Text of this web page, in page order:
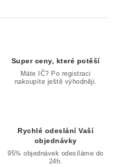
Super ceny, které potěší
Máte IČ? Po registraci
nakoupíte ještě výhodněji.
Rychlé odeslání Vaší
objednávky
95% objednávek odesíláme do
24h.